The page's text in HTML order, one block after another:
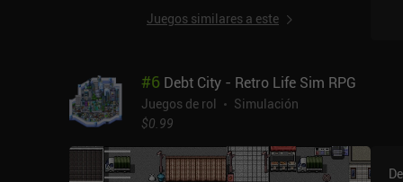
Juegos similares a este
#6 Debt City - Retro Life Sim RPG
Juegos de rol
Simulación
$0.99